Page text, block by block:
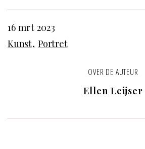
16 mrt 2023
Kunst Portret
OVER DE AUTEUR
Ellen Leijser